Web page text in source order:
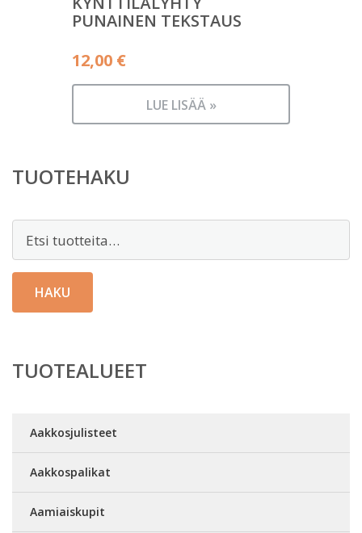
PUNAINEN TEKSTAUS
12,00 €
LUE LISÄÄ »
TUOTEHAKU
HAKU
TUOTEALUEET
Aakkosjulisteet
Aakkospalikat
Aamiaiskupit